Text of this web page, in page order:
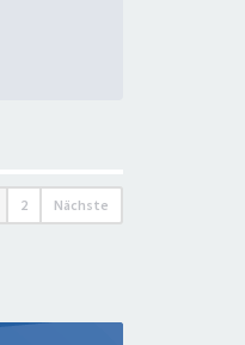
2 Nächste